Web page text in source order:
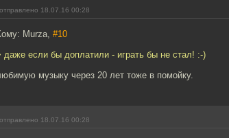
отправлено 18.07.16 00:28
Murza, #10
даже если бы доплатили - играть бы не стал! :-)
музыку через 20 лет тоже в помойку.
отправлено 18.07.16 00:28